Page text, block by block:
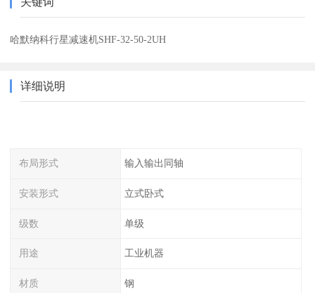
哈默纳科行星减速机SHF-32-50-2UH
详细说明
布局形式 输入输出同轴
安装形式 立式卧式
级数 单级
用途 工业机器
材质 钢